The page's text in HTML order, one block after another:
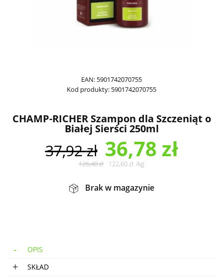
EAN: 5901742070755
Kod produkty: 5901742070755
CHAMP-RICHER Szampon dla Szczeniąt o
Białej Sierści 250ml
37,92zł 36,78 zł
126,40zł 122,60zł /kg
Brak w magazynie
OPIS
SKŁAD